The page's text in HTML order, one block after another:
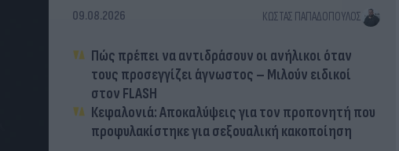
09.08.2026 ΚΏΣΤΑΣ ΠΑΠΑΔΌΠΟΥΛΟΣ
Πώς πρέπει να αντιδράσουν οι ανήλικοι όταν
τους προσεγγίζει άγνωστος – Μιλούν ειδικοί
στον FLASH
Κεφαλονιά: Αποκαλύψεις για τον προπονητή που
προφυλακίστηκε για σεξουαλική κακοποίηση